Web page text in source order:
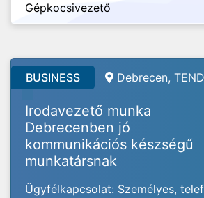
Gépkocsivezető
BUSINESS Debrecen,
Irodavezető munka
Debrecenben jó
kommunikációs készségű
munkatársnak
Ügyfélkapcsolat: Személyes,